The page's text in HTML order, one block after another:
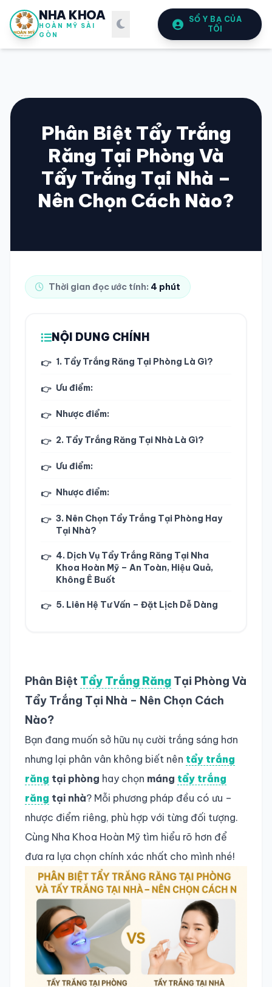
NHA KHOA
HOÀN MỸ SÀI
GÒN
SỔ Y BẠ CỦA
TÔI
SỔ Y BẠĐIỆN TỬ
Vui lòng đăng nhập bằng Số điện thoại đã đăng ký.
Phân Biệt Tẩy Trắng
Răng Tại Phòng Và
Tẩy Trắng Tại Nhà –
Nên Chọn Cách Nào?
Thời gian đọc ước tính: 4 phút
NỘI DUNG CHÍNH
👉 1. Tẩy Trắng Răng Tại Phòng Là Gì?
👉 Ưu điểm:
👉 Nhược điểm:
👉 2. Tẩy Trắng Răng Tại Nhà Là Gì?
👉 Ưu điểm:
👉 Nhược điểm:
👉 3. Nên Chọn Tẩy Trắng Tại Phòng Hay
Tại Nhà?
👉 4. Dịch Vụ Tẩy Trắng Răng Tại Nha
Khoa Hoàn Mỹ – An Toàn, Hiệu Quả,
Không Ê Buốt
👉 5. Liên Hệ Tư Vấn – Đặt Lịch Dễ Dàng
Phân Biệt Tẩy Trắng Răng Tại Phòng Và
Tẩy Trắng Tại Nhà – Nên Chọn Cách
Nào?
Bạn đang muốn sở hữu nụ cười trắng sáng hơn
nhưng lại phân vân không biết nên tẩy trắng
răng tại phòng hay chọn máng tẩy trắng
răng tại nhà? Mỗi phương pháp đều có ưu –
nhược điểm riêng, phù hợp với từng đối tượng.
Cùng Nha Khoa Hoàn Mỹ tìm hiểu rõ hơn để
đưa ra lựa chọn chính xác nhất cho mình nhé!